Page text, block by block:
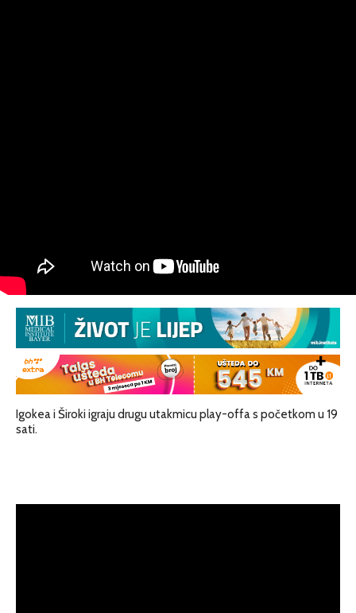
Igokea i Široki igraju drugu utakmicu play-offa s početkom u 19
sati.